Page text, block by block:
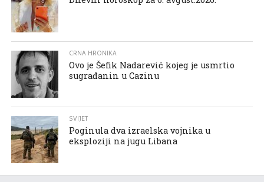
CRNA HRONIKA
Ovo je Šefik Nadarević kojeg je usmrtio
sugrađanin u Cazinu
SVIJET
Poginula dva izraelska vojnika u
eksploziji na jugu Libana